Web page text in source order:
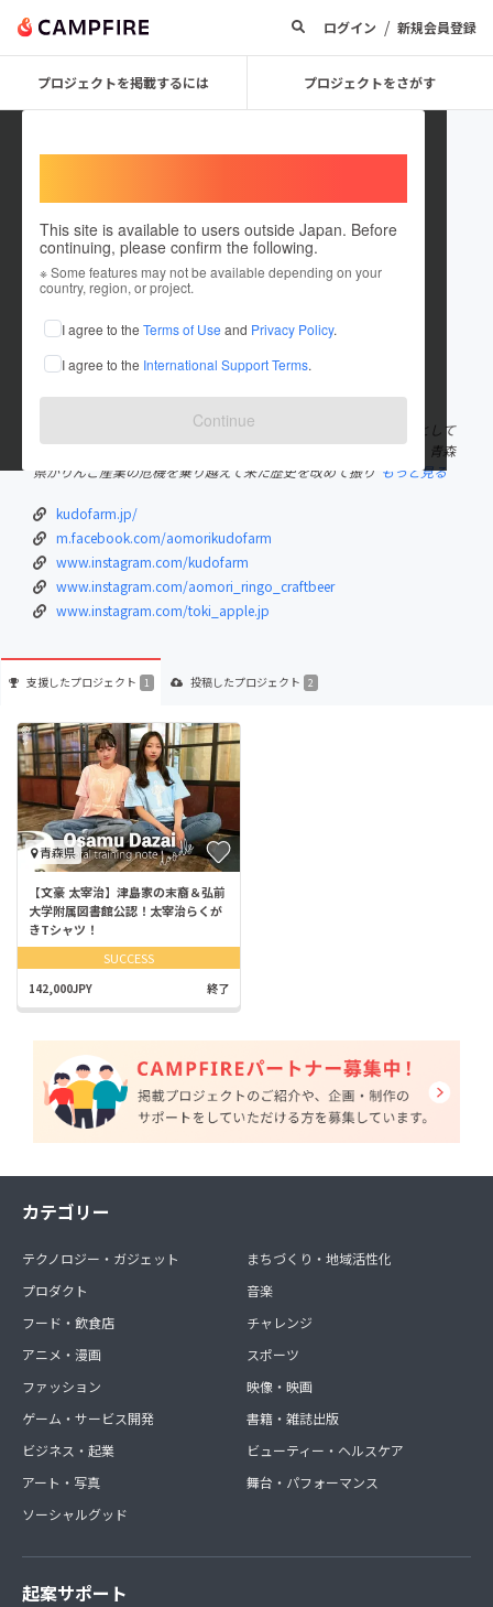
ログイン / 新規会員登録
プロジェクトを掲載するには プロジェクトをさがす
This site is available to users outside Japan. Before
continuing, please confirm the following.
※ Some features may not be available depending on your
country, region, or project.
I agree to the Terms of Use and Privacy Policy.
I agree to the International Support Terms.
Continue
青森りんごクラフトビールの会
これまでに1回支援して2件のプロジェクトを投稿しています
在住国：日本 現在地：青森県
出身国：日本 出身地：青森県
近年の想定外の天候による、りんごの成果率低下への対策の一つとして
始まったりんごクラフトビール。青森りんご植栽１５０年を機に、青森
県がりんご産業の危機を乗り越えて来た歴史を改めて振り もっと見る
kudofarm.jp/
m.facebook.com/aomorikudofarm
www.instagram.com/kudofarm
www.instagram.com/aomori_ringo_craftbeer
www.instagram.com/toki_apple.jp
支援したプロジェクト 1 投稿したプロジェクト 2
青森県
【文豪 太宰治】津島家の末裔＆弘前
大学附属図書館公認！太宰治らくが
きTシャツ！
SUCCESS
142,000JPY 終了
カテゴリー
テクノロジー・ガジェット
プロダクト
フード・飲食店
アニメ・漫画
ファッション
ゲーム・サービス開発
ビジネス・起業
アート・写真
ソーシャルグッド
まちづくり・地域活性化
音楽
チャレンジ
スポーツ
映像・映画
書籍・雑誌出版
ビューティー・ヘルスケア
舞台・パフォーマンス
起案サポート